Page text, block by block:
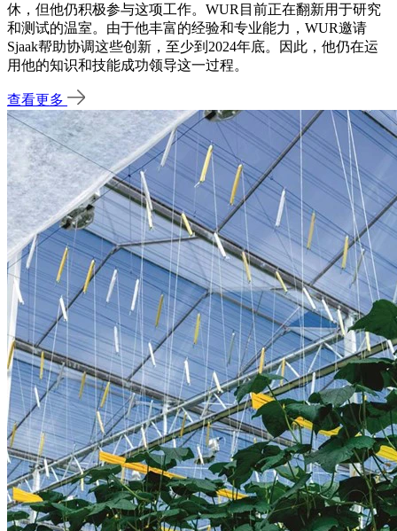
休，但他仍积极参与这项工作。WUR目前正在翻新用于研究
和测试的温室。由于他丰富的经验和专业能力，WUR邀请
Sjaak帮助协调这些创新，至少到2024年底。因此，他仍在运
用他的知识和技能成功领导这一过程。
查看更多